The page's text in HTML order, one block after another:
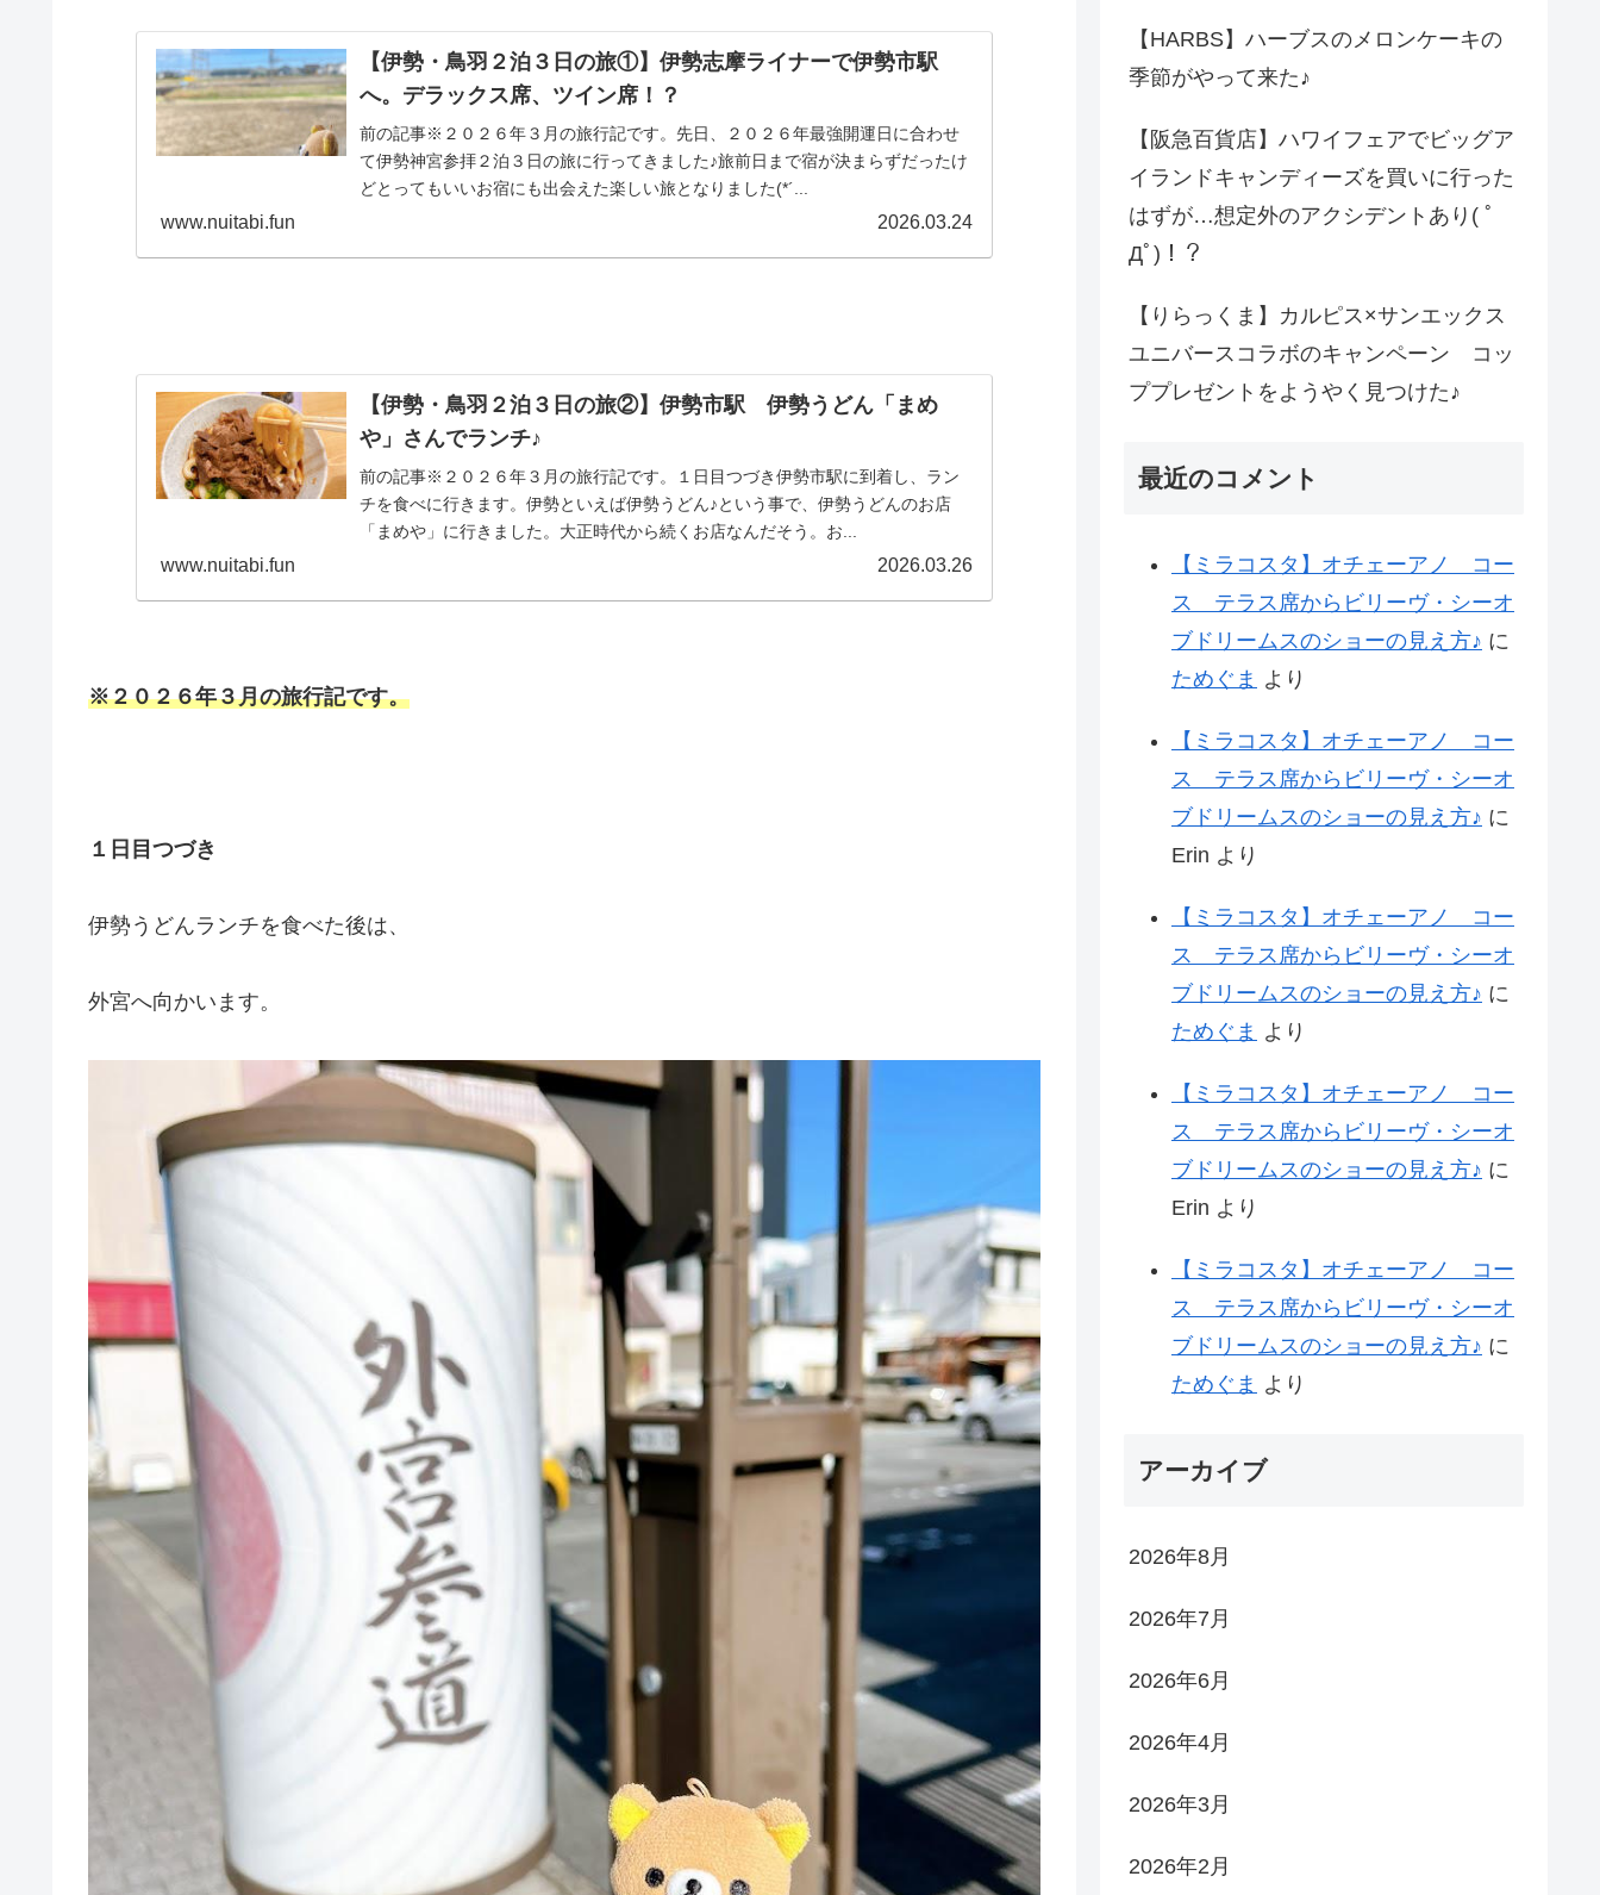
【伊勢・鳥羽２泊３日の旅①】伊勢志摩ライナーで伊勢市駅
へ。デラックス席、ツイン席！？
前の記事※２０２６年３月の旅行記です。先日、２０２６年最強開運日に合わせ
て伊勢神宮参拝２泊３日の旅に行ってきました♪旅前日まで宿が決まらずだったけ
どとってもいいお宿にも出会えた楽しい旅となりました(*´...
www.nuitabi.fun 2026.03.24
【伊勢・鳥羽２泊３日の旅②】伊勢市駅 伊勢うどん「まめ
や」さんでランチ♪
前の記事※２０２６年３月の旅行記です。１日目つづき伊勢市駅に到着し、ラン
チを食べに行きます。伊勢といえば伊勢うどん♪という事で、伊勢うどんのお店
「まめや」に行きました。大正時代から続くお店なんだそう。お...
www.nuitabi.fun 2026.03.26
※２０２６年３月の旅行記です。
１日目つづき
伊勢うどんランチを食べた後は、
外宮へ向かいます。
【HARBS】ハーブスのメロンケーキの
季節がやって来た♪
【阪急百貨店】ハワイフェアでビッグア
イランドキャンディーズを買いに行った
はずが…想定外のアクシデントあり( ﾟ
Дﾟ)！？
【りらっくま】カルピス×サンエックス
ユニバースコラボのキャンペーン コッ
ププレゼントをようやく見つけた♪
最近のコメント
【ミラコスタ】オチェーアノ コー
ス テラス席からビリーヴ・シーオ
ブドリームスのショーの見え方♪ に
ためぐま より
【ミラコスタ】オチェーアノ コー
ス テラス席からビリーヴ・シーオ
ブドリームスのショーの見え方♪ に
Erin より
【ミラコスタ】オチェーアノ コー
ス テラス席からビリーヴ・シーオ
ブドリームスのショーの見え方♪ に
ためぐま より
【ミラコスタ】オチェーアノ コー
ス テラス席からビリーヴ・シーオ
ブドリームスのショーの見え方♪ に
Erin より
【ミラコスタ】オチェーアノ コー
ス テラス席からビリーヴ・シーオ
ブドリームスのショーの見え方♪ に
ためぐま より
アーカイブ
2026年8月
2026年7月
2026年6月
2026年4月
2026年3月
2026年2月